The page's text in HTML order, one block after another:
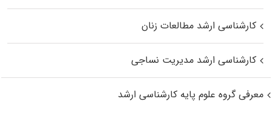
کارشناسی ارشد مطالعات زنان
کارشناسی ارشد مدیریت نساجی
معرفی گروه علوم پایه کارشناسی ارشد